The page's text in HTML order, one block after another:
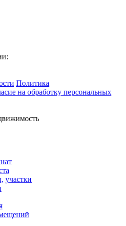
Политика
на обработку персональных
участки